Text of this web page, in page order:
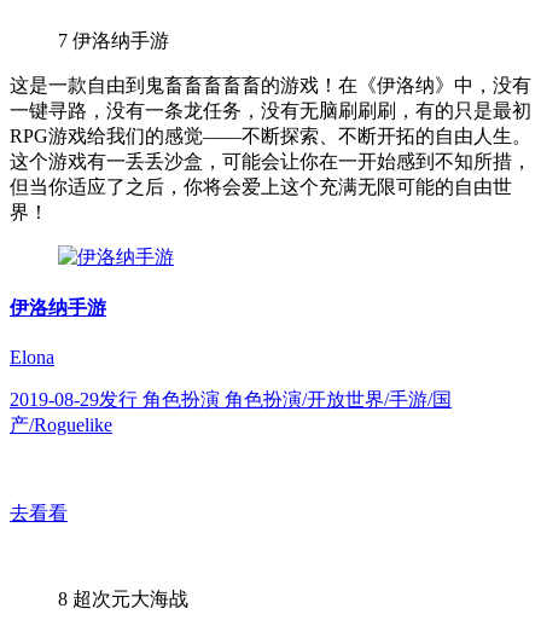
7 伊洛纳手游
这是一款自由到鬼畜畜畜畜畜的游戏！在《伊洛纳》中，没有
一键寻路，没有一条龙任务，没有无脑刷刷刷，有的只是最初
RPG游戏给我们的感觉——不断探索、不断开拓的自由人生。
这个游戏有一丢丢沙盒，可能会让你在一开始感到不知所措，
但当你适应了之后，你将会爱上这个充满无限可能的自由世
界！
伊洛纳手游
Elona
2019-08-29发行 角色扮演 角色扮演/开放世界/手游/国
产/Roguelike
去看看
8 超次元大海战